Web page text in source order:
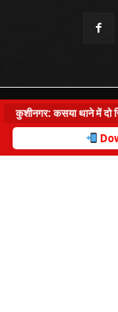
© Kushinagar Live -
Home
कसया थाने में दो